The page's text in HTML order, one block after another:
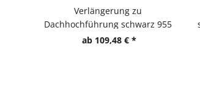
Verlängerung zu
Dachhochführung schwarz 955
mm - LAS doppelwandig aus
ab 109,48 € *